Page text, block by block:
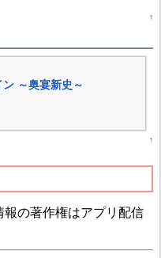
↑
～奥宴新史～
↑
の著作権はアプリ配信